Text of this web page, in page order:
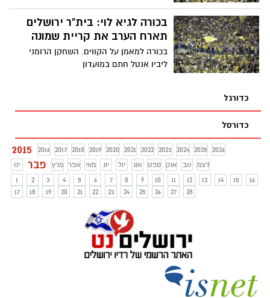
בכורה לגיא לוי: בית"ר ירושלים
תארח הערב את קריית שמונה
בכורה למאמן על הקווים. השחקן הרומני
ליביו אנטל חתם במועדון
כדורגל
כדורסל
2015 2016 2017 2018 2019 2020 2021 2022 2023 2024 2025
2026
ינו
פבר מרץ אפר מאי יונ יול אוג ספט אוק נוב
דצמ
1
2 3 4 5 6 7 8 9 10 11 12 13 14 15
16
17
18 19 20 21 22 23 24 25 26 27 28